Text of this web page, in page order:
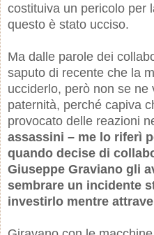
costituiva un pericolo per
questo è stato ucciso.
Ma dalle parole dei
saputo di recente che la
ucciderlo, però non se ne
paternità, perché capiva
provocato delle reazioni
assassini – me lo riferì
quando decise di
Giuseppe Graviano gli
sembrare un incidente
investirlo mentre